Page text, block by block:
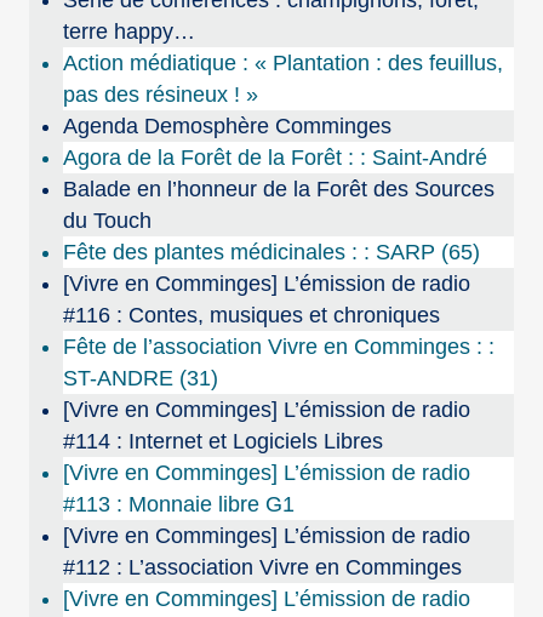
terre happy…
Action médiatique : « Plantation : des feuillus,
pas des résineux ! »
Agenda Demosphère Comminges
Agora de la Forêt de la Forêt : : Saint-André
Balade en l’honneur de la Forêt des Sources
du Touch
Fête des plantes médicinales : : SARP (65)
[Vivre en Comminges] L’émission de radio
#116 : Contes, musiques et chroniques
Fête de l’association Vivre en Comminges : :
ST-ANDRE (31)
[Vivre en Comminges] L’émission de radio
#114 : Internet et Logiciels Libres
[Vivre en Comminges] L’émission de radio
#113 : Monnaie libre G1
[Vivre en Comminges] L’émission de radio
#112 : L’association Vivre en Comminges
[Vivre en Comminges] L’émission de radio